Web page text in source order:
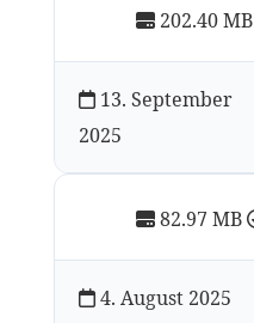
202.40 MB
13. September
2025
82.97 MB
4. August 2025